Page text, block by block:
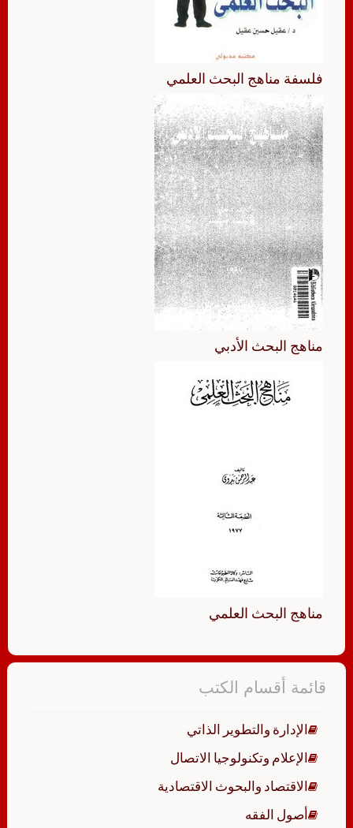
فلسفة مناهج البحث العلمي
مناهج البحث الأدبي
مناهج البحث العلمي
قائمة أقسام الكتب
الإدارة والتطوير الذاتي
الإعلام وتكنولوجيا الاتصال
الاقتصاد والبحوث الاقتصادية
أصول الفقه